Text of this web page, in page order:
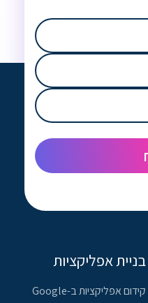
בניית אפליקציות
קידום אפליקציות ב-Google